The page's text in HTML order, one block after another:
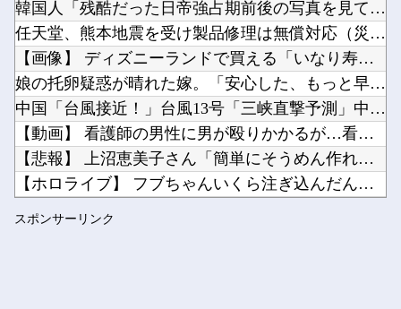
Powered by livedoor 相互RSS
韓国人「残酷だった日帝強占期前後の写真を見てみよう」
任天堂、熊本地震を受け製品修理は無償対応（災害救助法適用地域...
【画像】 ディズニーランドで買える「いなり寿司」がめちゃめち...
娘の托卵疑惑が晴れた嫁。「安心した、もっと早く打ち明けて鑑定...
中国「台風接近！」台風13号「三峡直撃予測」中国「上流大洪水...
【動画】 看護師の男性に男が殴りかかるが…看護師が柔術使いだ...
【悲報】 上沼恵美子さん「簡単にそうめん作れ言うけど、そうめ...
【ホロライブ】 フブちゃんいくら注ぎ込んだんだ…
スポンサーリンク